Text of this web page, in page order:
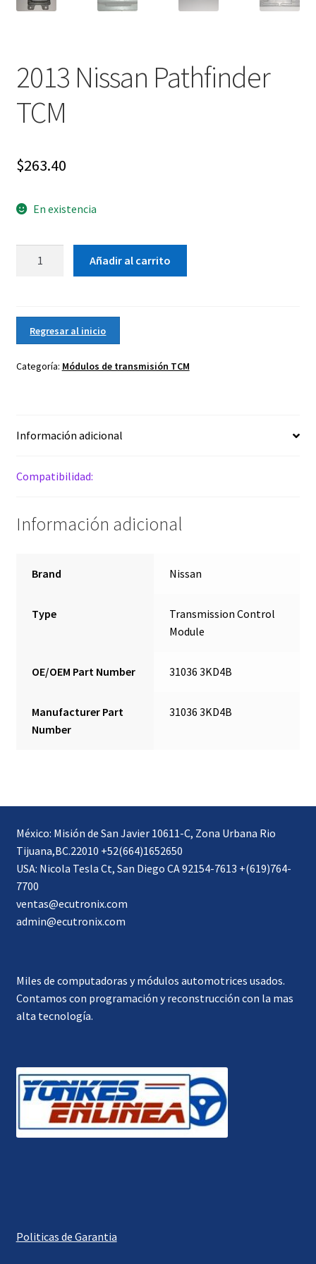
2013 Nissan Pathfinder
TCM
$263.40
En existencia
Añadir al carrito
Regresar al inicio
Categoría: Módulos de transmisión TCM
Información adicional
Compatibilidad:
Información adicional
Brand Nissan
Type
Transmission Control
Module
OE/OEM Part Number 31036 3KD4B
Manufacturer Part
Number
31036 3KD4B
México: Misión de San Javier 10611-C, Zona Urbana Rio
Tijuana,BC.22010 +52(664)1652650
USA: Nicola Tesla Ct, San Diego CA 92154-7613 +(619)764-
7700
ventas@ecutronix.com
admin@ecutronix.com
Miles de computadoras y módulos automotrices usados.
Contamos con programación y reconstrucción con la mas
alta tecnología.
Politicas de Garantia